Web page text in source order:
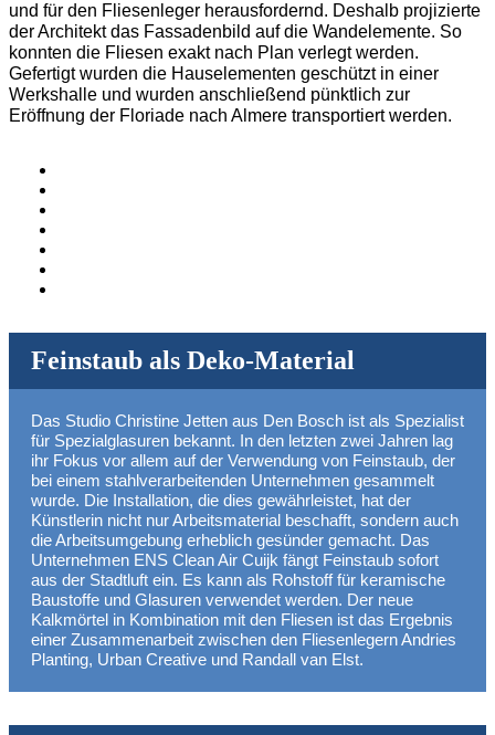
und für den Fliesenleger herausfordernd. Deshalb projizierte
der Architekt das Fassadenbild auf die Wandelemente. So
konnten die Fliesen exakt nach Plan verlegt werden.
Gefertigt wurden die Hauselementen geschützt in einer
Werkshalle und wurden anschließend pünktlich zur
Eröffnung der Floriade nach Almere transportiert werden.
Feinstaub als Deko-Material
Das Studio Christine Jetten aus Den Bosch ist als Spezialist
für Spezialglasuren bekannt. In den letzten zwei Jahren lag
ihr Fokus vor allem auf der Verwendung von Feinstaub, der
bei einem stahlverarbeitenden Unternehmen gesammelt
wurde. Die Installation, die dies gewährleistet, hat der
Künstlerin nicht nur Arbeitsmaterial beschafft, sondern auch
die Arbeitsumgebung erheblich gesünder gemacht. Das
Unternehmen ENS Clean Air Cuijk fängt Feinstaub sofort
aus der Stadtluft ein. Es kann als Rohstoff für keramische
Baustoffe und Glasuren verwendet werden. Der neue
Kalkmörtel in Kombination mit den Fliesen ist das Ergebnis
einer Zusammenarbeit zwischen den Fliesenlegern Andries
Planting, Urban Creative und Randall van Elst.